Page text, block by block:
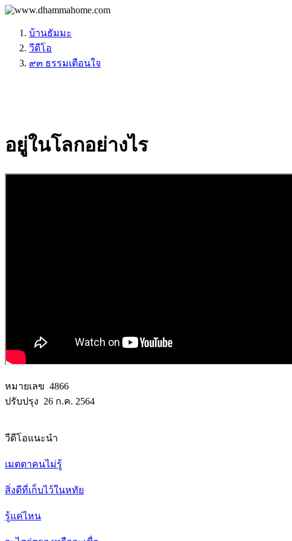
บ้านธัมมะ
วีดีโอ
๙๓ ธรรมเตือนใจ
อยู่ในโลกอย่างไร
หมายเลข 4866
ปรับปรุง 26 ก.ค. 2564
วีดีโอแนะนำ
เมตตาคนไม่รู้
สิ่งดีที่เก็บไว้ในหทัย
รู้แค่ไหน